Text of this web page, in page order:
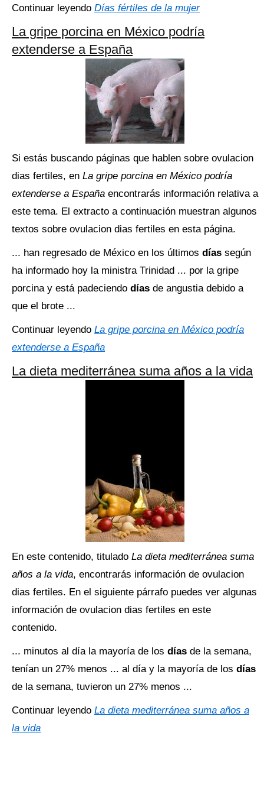
Continuar leyendo Días fértiles de la mujer
La gripe porcina en México podría
extenderse a España
Si estás buscando páginas que hablen sobre ovulacion
dias fertiles, en La gripe porcina en México podría
extenderse a España encontrarás información relativa a
este tema. El extracto a continuación muestran algunos
textos sobre ovulacion dias fertiles en esta página.
... han regresado de México en los últimos días según
ha informado hoy la ministra Trinidad ... por la gripe
porcina y está padeciendo días de angustia debido a
que el brote ...
Continuar leyendo La gripe porcina en México podría
extenderse a España
La dieta mediterránea suma años a la vida
En este contenido, titulado La dieta mediterránea suma
años a la vida, encontrarás información de ovulacion
dias fertiles. En el siguiente párrafo puedes ver algunas
información de ovulacion dias fertiles en este
contenido.
... minutos al día la mayoría de los días de la semana,
tenían un 27% menos ... al día y la mayoría de los días
de la semana, tuvieron un 27% menos ...
Continuar leyendo La dieta mediterránea suma años a
la vida